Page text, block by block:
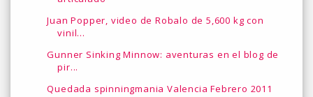
Juan Popper, video de Robalo de 5,600 kg con
vinil...
Gunner Sinking Minnow: aventuras en el blog de
pir...
Quedada spinningmania Valencia Febrero 2011